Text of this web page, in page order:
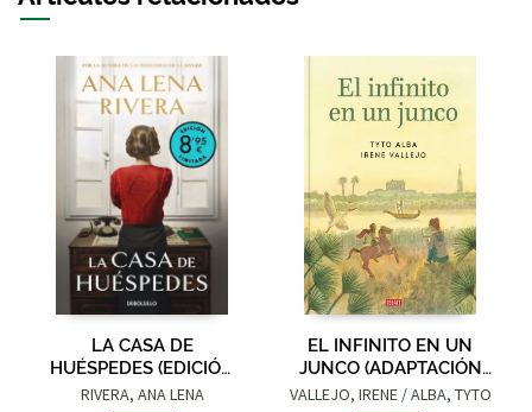
LA CASA DE
HUÉSPEDES (EDICIÓN
LIMITADA · VERANO)
RIVERA, ANA LENA
EL INFINITO EN UN
JUNCO (ADAPTACIÓN
GRÁFICA)
VALLEJO, IRENE / ALBA, TYTO